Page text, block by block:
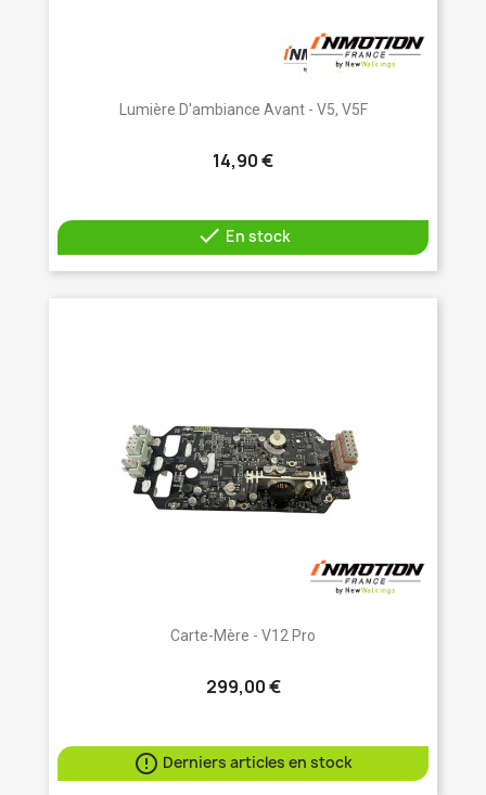
Lumière D'ambiance Avant - V5, V5F
14,90 €
 En stock
Carte-Mère - V12 Pro
299,00 €
 Derniers articles en stock